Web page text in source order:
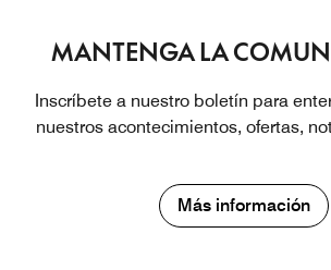
MANTENGA LA
Inscríbete a nuestro boletín para
nuestros acontecimientos, ofertas,
Más información